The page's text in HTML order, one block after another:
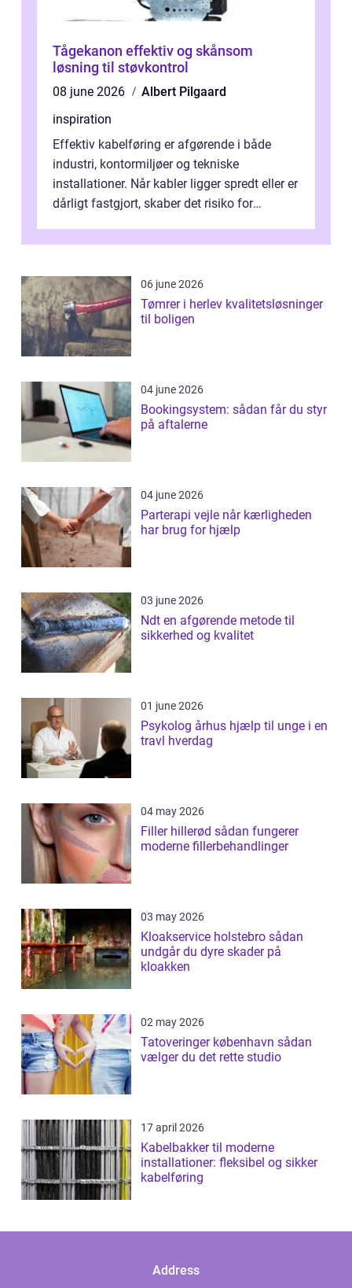
Tågekanon effektiv og skånsom
løsning til støvkontrol
08 june 2026
Albert Pilgaard
inspiration
Effektiv kabelføring er afgørende i både
industri, kontormiljøer og tekniske
installationer. Når kabler ligger spredt eller er
dårligt fastgjort, skaber det risiko for
06 june 2026
Tømrer i herlev kvalitetsløsninger
til boligen
04 june 2026
Bookingsystem: sådan får du styr
på aftalerne
04 june 2026
Parterapi vejle når kærligheden
har brug for hjælp
03 june 2026
Ndt en afgørende metode til
sikkerhed og kvalitet
01 june 2026
Psykolog århus hjælp til unge i en
travl hverdag
04 may 2026
Filler hillerød sådan fungerer
moderne fillerbehandlinger
03 may 2026
Kloakservice holstebro sådan
undgår du dyre skader på
kloakken
02 may 2026
Tatoveringer københavn sådan
vælger du det rette studio
17 april 2026
Kabelbakker til moderne
installationer: fleksibel og sikker
kabelføring
Address